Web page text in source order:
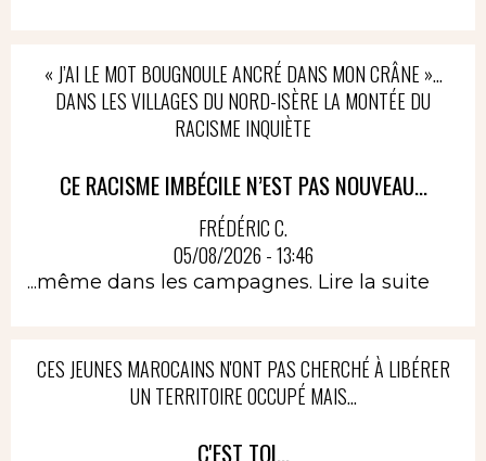
« J’AI LE MOT BOUGNOULE ANCRÉ DANS MON CRÂNE »…
DANS LES VILLAGES DU NORD-ISÈRE LA MONTÉE DU
RACISME INQUIÈTE
CE RACISME IMBÉCILE N’EST PAS NOUVEAU...
FRÉDÉRIC C.
05/08/2026 - 13:46
...même dans les campagnes. Lire la suite
CES JEUNES MAROCAINS N'ONT PAS CHERCHÉ À LIBÉRER
UN TERRITOIRE OCCUPÉ MAIS...
C'EST TOI...